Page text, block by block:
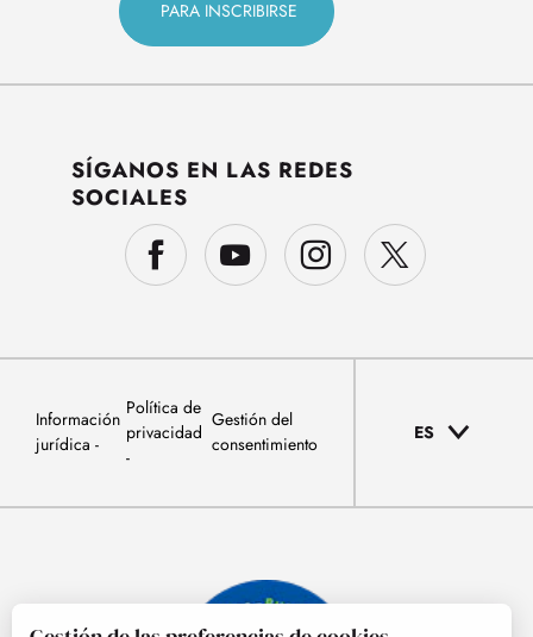
SÍGANOS EN LAS REDES
SOCIALES
Información
jurídica
Política de
privacidad
Gestión del
consentimiento
ES